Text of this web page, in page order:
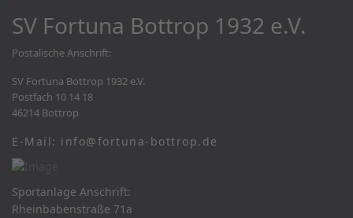
SV Fortuna Bottrop 1932 e.V.
Postalische Anschrift:
SV Fortuna Bottrop 1932 e.V.
Postfach 10 14 18
46214 Bottrop
E-Mail: info@fortuna-bottrop.de
Sportanlage Anschrift:
Rheinbabenstraße 71a